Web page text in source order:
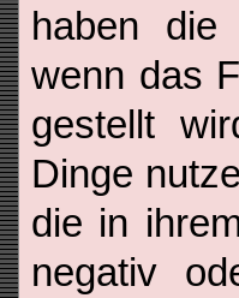
haben die
wenn das
gestellt
Dinge
die in
negativ